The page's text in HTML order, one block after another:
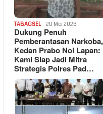
TABAGSEL 20 Mei 2026
Dukung Penuh
Pemberantasan Narkoba,
Kedan Prabo Nol Lapan:
Kami Siap Jadi Mitra
Strategis Polres Pad…